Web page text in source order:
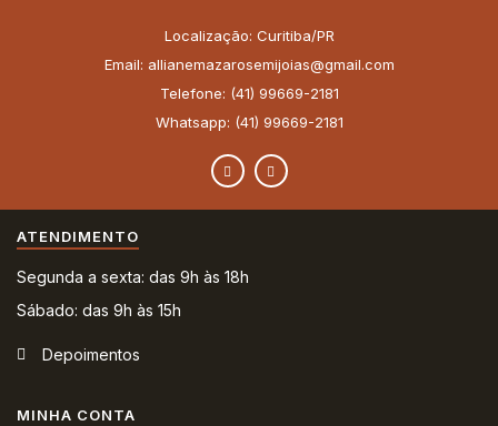
Localização: Curitiba/PR
Email: allianemazarosemijoias@gmail.com
Telefone: (41) 99669-2181
Whatsapp: (41) 99669-2181
ATENDIMENTO
Segunda a sexta: das 9h às 18h
Sábado: das 9h às 15h
Depoimentos
MINHA CONTA